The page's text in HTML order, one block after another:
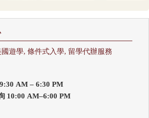
2025
Elementary Teacher Education 2025
Environmental Environmental Health 2025
遊學, 條件式入學, 留學代辦服務
AM – 6:30 PM
10:00 AM–6:00 PM